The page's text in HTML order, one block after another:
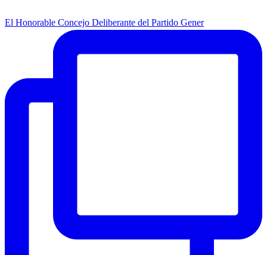
El Honorable Concejo Deliberante del Partido Gener